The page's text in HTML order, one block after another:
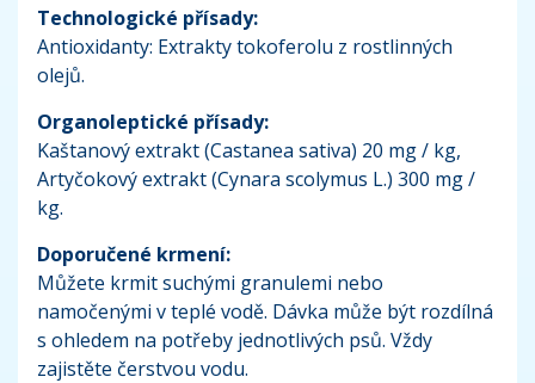
Technologické přísady:
Antioxidanty: Extrakty tokoferolu z rostlinných
olejů.
Organoleptické přísady:
Kaštanový extrakt (Castanea sativa) 20 mg / kg,
Artyčokový extrakt (Cynara scolymus L.) 300 mg /
kg.
Doporučené krmení:
Můžete krmit suchými granulemi nebo
namočenými v teplé vodě. Dávka může být rozdílná
s ohledem na potřeby jednotlivých psů. Vždy
zajistěte čerstvou vodu.